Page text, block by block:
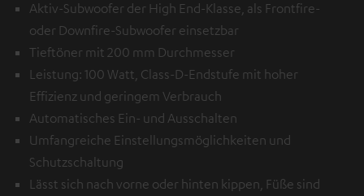
Aktiv-Subwoofer der High End-Klasse, als Frontfire-
oder Downfire-Subwoofer einsetzbar
Tieftöner mit 200 mm Durchmesser
Leistung: 100 Watt, Class-D-Endstufe mit hoher
Effizienz und geringem Verbrauch
Automatisches Ein- und Ausschalten
Umfangreiche Einstellungsmöglichkeiten und
Schutzschaltung
Lässt sich nach vorne oder hinten kippen, Füße sind